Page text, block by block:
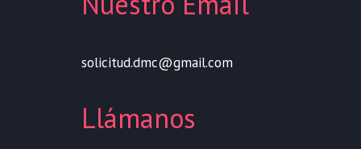
solicitud.dmc@gmail.com
Llámanos